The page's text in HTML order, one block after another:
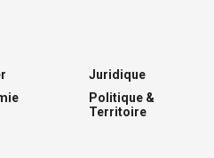
Juridique
Politique &
Territoire